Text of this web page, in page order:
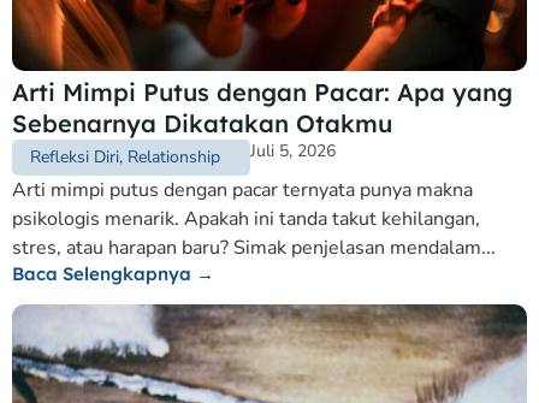
Arti Mimpi Putus dengan Pacar: Apa yang
Sebenarnya Dikatakan Otakmu
Refleksi Diri, Relationship Juli 5, 2026
Arti mimpi putus dengan pacar ternyata punya makna
psikologis menarik. Apakah ini tanda takut kehilangan,
stres, atau harapan baru? Simak penjelasan mendalam...
Baca Selengkapnya →